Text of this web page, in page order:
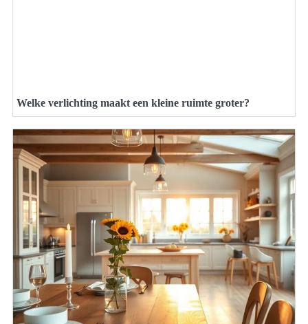
Welke verlichting maakt een kleine ruimte groter?